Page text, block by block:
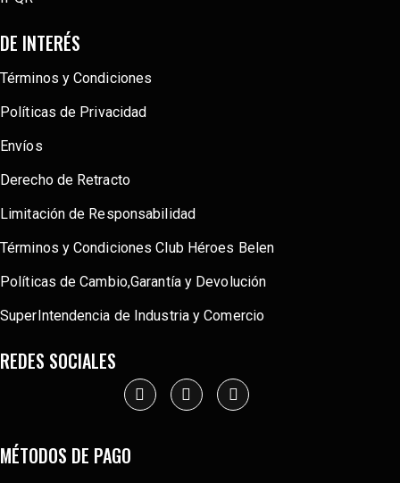
DE INTERÉS
Términos y Condiciones
Políticas de Privacidad
Envíos
Derecho de Retracto
Limitación de Responsabilidad
Términos y Condiciones Club Héroes Belen
Políticas de Cambio,Garantía y Devolución
SuperIntendencia de Industria y Comercio
REDES SOCIALES
MÉTODOS DE PAGO